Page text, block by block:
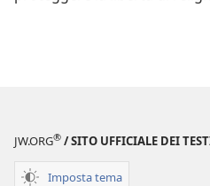
JW.ORG® / SITO UFFICIALE DEI
Imposta tema